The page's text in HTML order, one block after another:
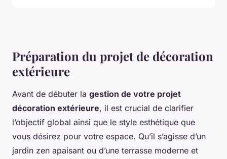
Préparation du projet de décoration
extérieure
Avant de débuter la gestion de votre projet
décoration extérieure, il est crucial de clarifier
l’objectif global ainsi que le style esthétique que
vous désirez pour votre espace. Qu’il s’agisse d’un
jardin zen apaisant ou d’une terrasse moderne et